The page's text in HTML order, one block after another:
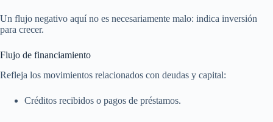
Un flujo negativo aquí no es necesariamente malo: indica inversión
para crecer.
Flujo de financiamiento
Refleja los movimientos relacionados con deudas y capital:
Créditos recibidos o pagos de préstamos.